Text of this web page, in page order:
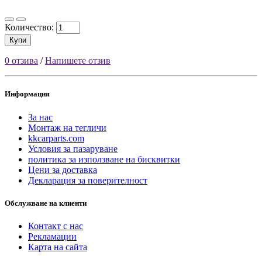
Количество:
Купи
0 отзива /Напишете отзив
Информация
За нас
Монтаж на тегличи
kkcarparts.com
Условия за пазаруване
политика за използване на бисквитки
Цени за доставка
Декларация за поверителност
Обслужване на клиенти
Контакт с нас
Рекламации
Карта на сайта